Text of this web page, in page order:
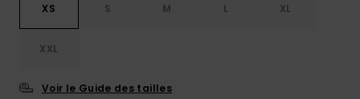
XS S M L XL
XXL
Voir le Guide des tailles